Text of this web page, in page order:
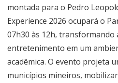
montada para o Pedro
Experience 2026 ocupará o
07h30 às 12h, transformando
entretenimento em um
acadêmica. O evento projeta
municípios mineiros,